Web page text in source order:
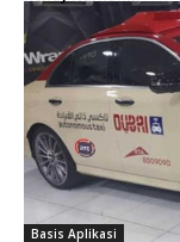
Basis Aplikasi